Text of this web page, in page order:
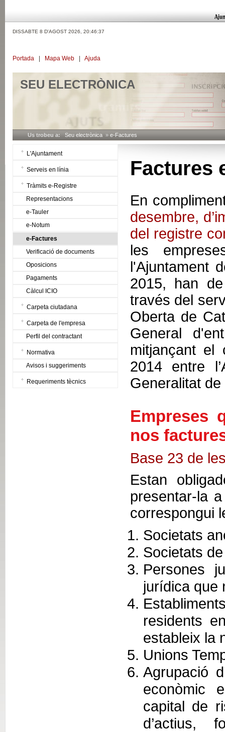
DISSABTE 8 D'AGOST 2026, 20:46:38
Portada Mapa Web Ajuda
SEU ELECTRÒNICA
Us trobeu a: Seu electrònica » e-Factures
L'Ajuntament
Serveis en línia
Tràmits e-Registre
Representacions
e-Tauler
e-Notum
e-Factures
Verificació de documents
Oposicions
Pagaments
Càlcul ICIO
Carpeta ciutadana
Carpeta de l'empresa
Perfil del contractant
Normativa
Avisos i suggeriments
Requeriments tècnics
Factures
En
desembre,
del registre
les
l'Ajuntament
2015, han
través del
Oberta de
General
mitjançant el
2014 entre
Generalitat
Empreses
nos
Base 23 de
Estan
presentar-la
correspongui
Societats
Societats
Persones
jurídica que
residents
estableix la
Unions
Agrupació
econòmic
capital de
d’actius,